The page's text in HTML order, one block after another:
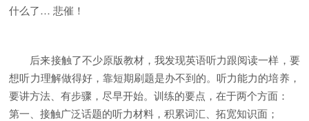
什么了… 悲催！
后来接触了不少原版教材，我发现英语听力跟阅读一样，要
想听力理解做得好，靠短期刷题是办不到的。听力能力的培养，
要讲方法、有步骤，尽早开始。训练的要点，在于两个方面：
第一、接触广泛话题的听力材料，积累词汇、拓宽知识面；